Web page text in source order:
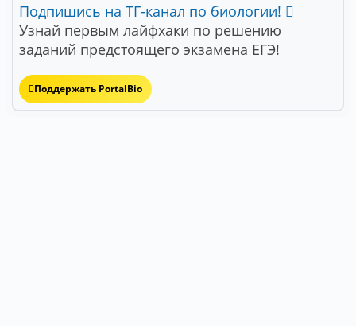
Подпишись на ТГ-канал по биологии!
Узнай первым лайфхаки по решению
заданий предстоящего экзамена ЕГЭ!
Поддержать PortalBio